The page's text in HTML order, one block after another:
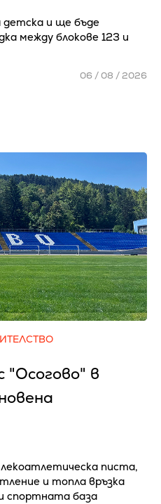
и ще бъде
между блокове 123 и
06 / 08 / 2026
"Осогово" в
писта,
и топла връзка
спортната база